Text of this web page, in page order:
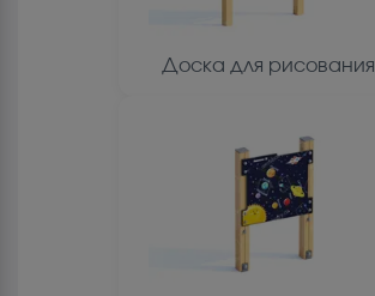
Доска для рисования